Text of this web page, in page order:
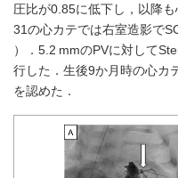
圧比が0.85に低下し，以降
31の心カテでは右室造影で
）．5.2 mmのPVに対して
行した．生後9か月時の心カ
を認めた．